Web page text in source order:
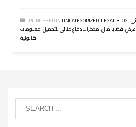
PUBLISHED IN UNCATEGORIZED,LEGAL BLOG,,
عرض,قضايا مال,مذكرات دفاع جنائي للتحميل,معلومات
قانونية